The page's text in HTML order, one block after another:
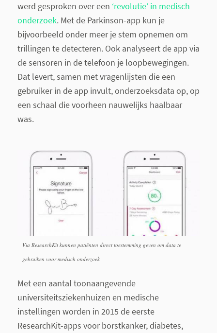
werd gesproken over een ‘revolutie’ in medisch
onderzoek. Met de Parkinson-app kun je
bijvoorbeeld onder meer je stem opnemen om
trillingen te detecteren. Ook analyseert de app via
de sensoren in de telefoon je loopbewegingen.
Dat levert, samen met vragenlijsten die een
gebruiker in de app invult, onderzoeksdata op, op
een schaal die voorheen nauwelijks haalbaar
was.
Via ResearchKit kunnen patiënten direct toestemming geven om data te
gebruiken voor medisch onderzoek
Met een aantal toonaangevende
universiteitsziekenhuizen en medische
instellingen worden in 2015 de eerste
ResearchKit-apps voor borstkanker, diabetes,